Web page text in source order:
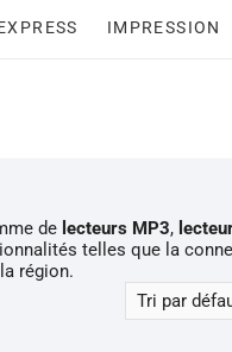
IMPRESSION
de lecteurs MP3,
telles que la
région.